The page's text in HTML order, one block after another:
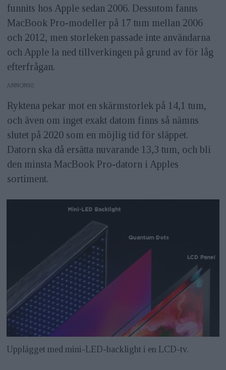
funnits hos Apple sedan 2006. Dessutom fanns
MacBook Pro-modeller på 17 tum mellan 2006
och 2012, men storleken passade inte användarna
och Apple la ned tillverkingen på grund av för låg
efterfrågan.
ANNONS
Ryktena pekar mot en skärmstorlek på 14,1 tum,
och även om inget exakt datom finns så nämns
slutet på 2020 som en möjlig tid för släppet.
Datorn ska då ersätta nuvarande 13,3 tum, och bli
den minsta MacBook Pro-datorn i Apples
sortiment.
Upplägget med mini-LED-backlight i en LCD-tv.